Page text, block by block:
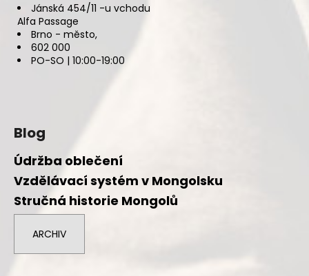
Jánská 454/11 -u vchodu
Alfa Passage
Brno - město,
602 000
PO-SO | 10:00-19:00
Blog
Údržba oblečení
Vzdělávací systém v Mongolsku
Stručná historie Mongolů
ARCHIV